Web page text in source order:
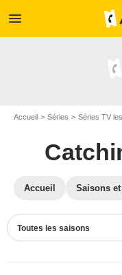
menu
Accueil Séries Séries TV
Accueil Saisons
Toutes les saisons